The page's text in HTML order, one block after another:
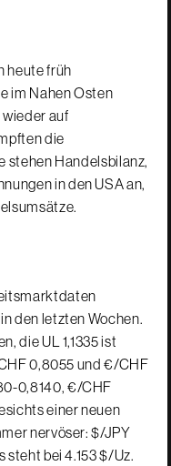
heute früh
im Nahen Osten
auf
die
stehen Handelsbilanz,
in den USA an,
den letzten Wochen.
die UL 1,1335 ist
0,8055 und €/CHF
0,8140, €/CHF
einer neuen
nervöser: $/JPY
steht bei 4.153 $/Uz.